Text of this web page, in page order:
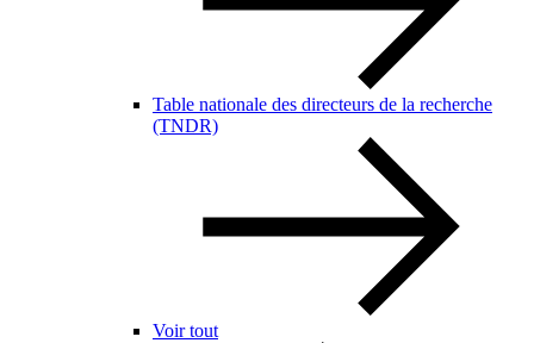
Table nationale des directeurs de la recherche
(TNDR)
Voir tout